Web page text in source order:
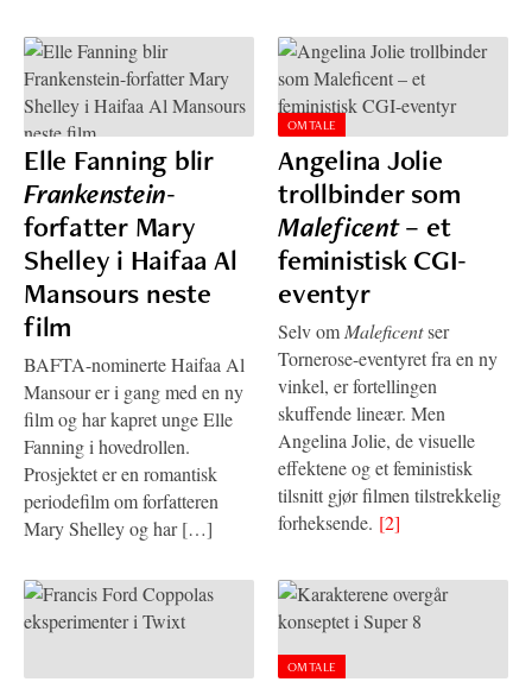
Elle Fanning blir
Frankenstein-
forfatter Mary
Shelley i Haifaa Al
Mansours neste
film
BAFTA-nominerte Haifaa Al
Mansour er i gang med en ny
film og har kapret unge Elle
Fanning i hovedrollen.
Prosjektet er en romantisk
periodefilm om forfatteren
Mary Shelley og har […]
OMTALE
Angelina Jolie
trollbinder som
Maleficent– et
feministisk CGI-
eventyr
Selv om Maleficentser
Tornerose-eventyret fra en ny
vinkel, er fortellingen
skuffende lineær. Men
Angelina Jolie, de visuelle
effektene og et feministisk
tilsnitt gjør filmen tilstrekkelig
forheksende. [2]
OMTALE